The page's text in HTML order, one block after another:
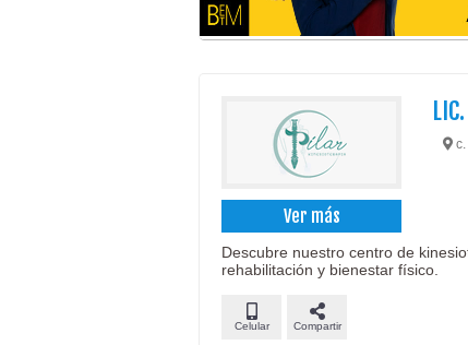
Ver más
Descubre nuestro centro de
rehabilitación y bienestar físico.
Celular Compartir